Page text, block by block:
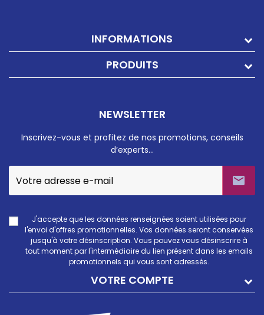
INFORMATIONS
PRODUITS
NEWSLETTER
Inscrivez-vous et profitez de nos promotions, conseils
d’experts…

J'accepte que les données renseignées soient utilisées pour
l'envoi d'offres promotionnelles. Vos données seront conservées
jusqu'à votre désinscription. Vous pouvez vous désinscrire à
tout moment par l'intermédiaire du lien présent dans les emails
promotionnels qui vous sont adressés.
VOTRE COMPTE